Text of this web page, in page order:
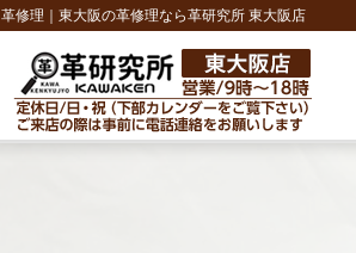
革修理｜東大阪の革修理なら革研究所 東大阪店